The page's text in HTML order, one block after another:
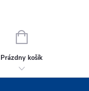
NÁKUPNÝ
Prázdny košík